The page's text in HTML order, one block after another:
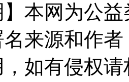
】本网为公
来源和作
如有侵权